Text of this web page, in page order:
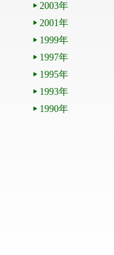
2003年
2001年
1999年
1997年
1995年
1993年
1990年